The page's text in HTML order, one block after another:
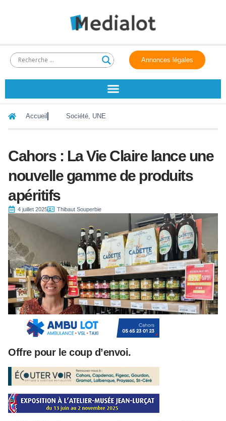
Annonces légales
Accueil Société, UNE
Cahors : La Vie Claire lance une
nouvelle gamme de produits
apéritifs
4 juillet 2025 Thibaut Souperbie
Offre pour le coup d’envoi.